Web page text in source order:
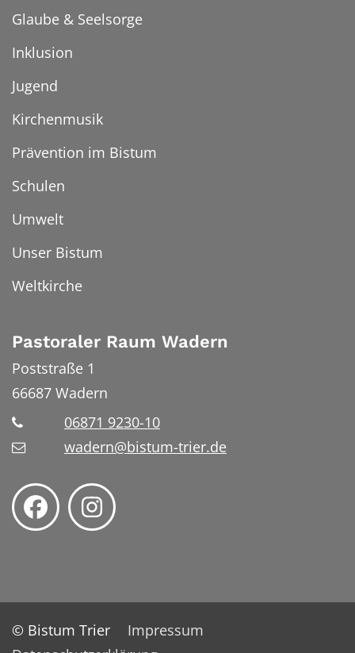
Glaube & Seelsorge
Inklusion
Jugend
Kirchenmusik
Prävention im Bistum
Schulen
Umwelt
Unser Bistum
Weltkirche
Pastoraler Raum Wadern
Poststraße 1
66687 Wadern
06871 9230-10
wadern@bistum-trier.de
© Bistum Trier
Impressum